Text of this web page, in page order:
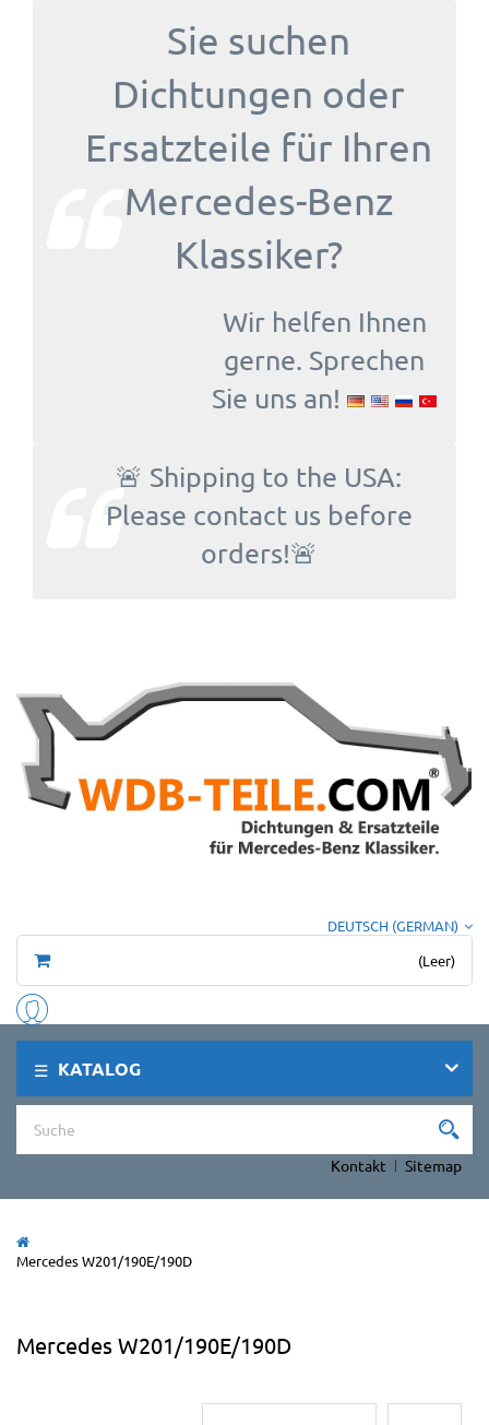
Sie suchen
Dichtungen oder
Ersatzteile für Ihren
Mercedes-Benz
Klassiker?
Wir helfen Ihnen
gerne. Sprechen
Sie uns an!
🚨 Shipping to the USA:
Please contact us before
orders!🚨
DEUTSCH (GERMAN)
(Leer)
KATALOG
Kontakt Sitemap
Mercedes W201/190E/190D
Mercedes W201/190E/190D